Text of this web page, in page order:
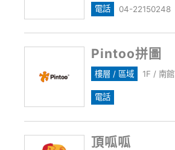
電話 04-22150248
Pintoo拼圖
樓層 / 區域 1F / 南館
電話
頂呱呱